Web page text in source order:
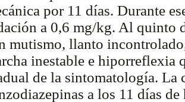
por 11 días. Durante
a 0,6 mg/kg. Al quinto
mutismo, llanto
inestable e hiporreflexia
de la sintomatología. La
a los 11 días